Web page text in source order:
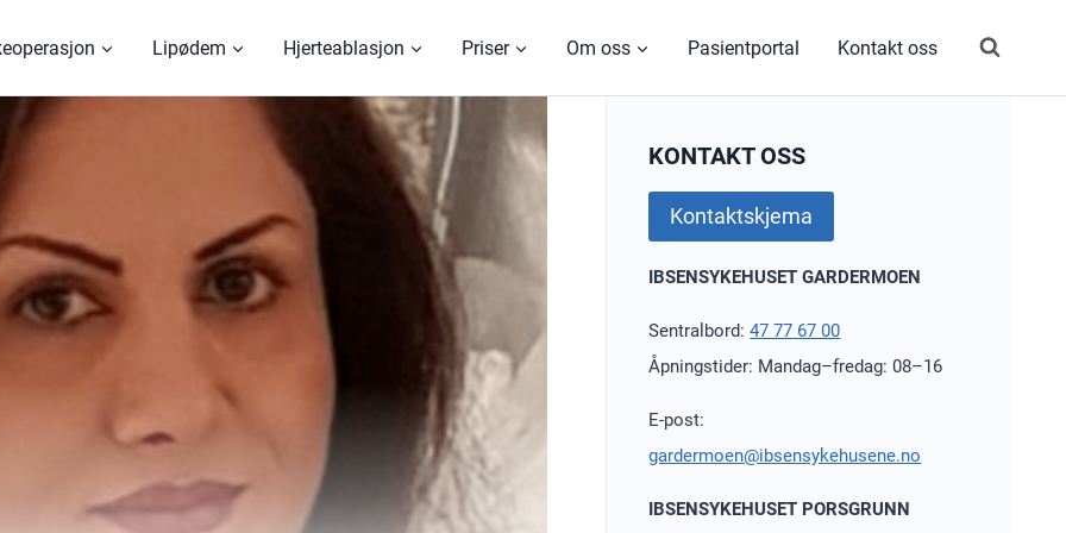
Lipødem Hjerteablasjon Priser Om oss Pasientportal Kontakt oss
KONTAKT OSS
Kontaktskjema
IBSENSYKEHUSET GARDERMOEN
Sentralbord:47 77 67 00
Åpningstider: Mandag–fredag: 08–16
E-post:
gardermoen@ibsensykehusene.no
IBSENSYKEHUSET PORSGRUNN